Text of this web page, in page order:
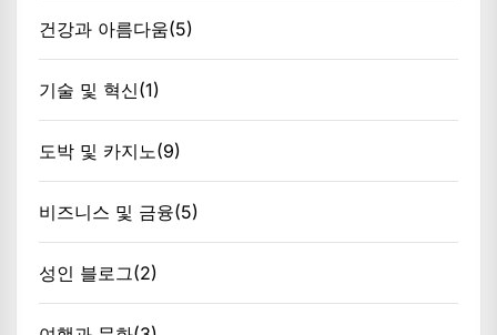
건강과 아름다움(5)
기술 및 혁신(1)
도박 및 카지노(9)
비즈니스 및 금융(5)
성인 블로그(2)